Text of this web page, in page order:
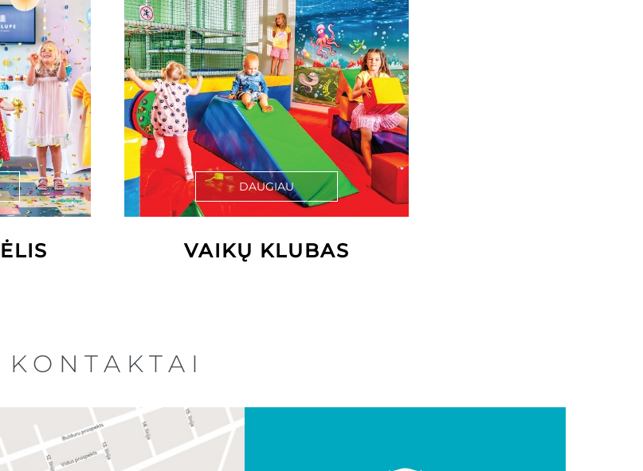
DAUGIAU
VAIKŲ KLUBAS
KONTAKTAI